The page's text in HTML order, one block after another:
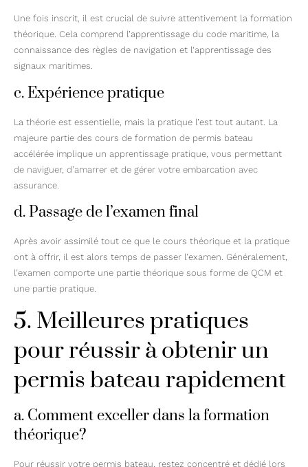
Une fois inscrit, il est crucial de suivre attentivement la formation
théorique. Cela comprend l’apprentissage du code maritime, la
connaissance des règles de navigation et l’apprentissage des
signaux maritimes.
c. Expérience pratique
La théorie est essentielle, mais la pratique l’est tout autant. La
majeure partie des cours de formation de permis bateau
accélérée implique un apprentissage pratique, vous permettant
de naviguer, d’amarrer et de gérer votre embarcation avec
assurance.
d. Passage de l’examen final
Après avoir assimilé tout ce que le cours théorique et la pratique
ont à offrir, il est alors temps de passer l’examen. Généralement,
l’examen comporte une partie théorique sous forme de QCM et
une partie pratique.
5. Meilleures pratiques
pour réussir à obtenir un
permis bateau rapidement
a. Comment exceller dans la formation
théorique?
Pour réussir votre permis bateau, restez concentré et dédié lors